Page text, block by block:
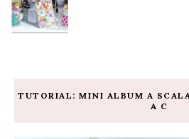
TUTORIAL: MINI ALBUM A
A C